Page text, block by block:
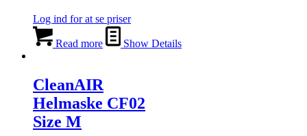
Log ind for at se priser
Read more Show Details
CleanAIR
Helmaske CF02
Size M